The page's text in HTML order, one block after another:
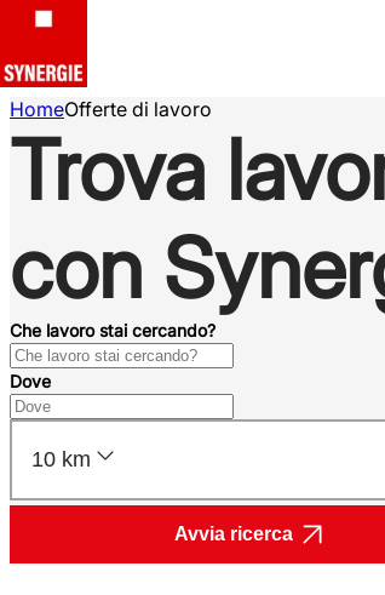
HomeOfferte di lavoro
Trova
con
Che lavoro stai cercando?
Dove
10 km
Avvia ricerca